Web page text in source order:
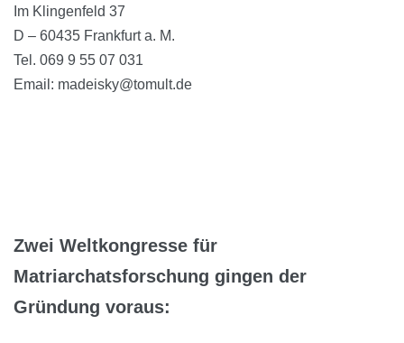
Im Klingenfeld 37
D – 60435 Frankfurt a. M.
Tel. 069 9 55 07 031
Email: madeisky@tomult.de
Zwei Weltkongresse für
Matriarchatsforschung gingen der
Gründung voraus: